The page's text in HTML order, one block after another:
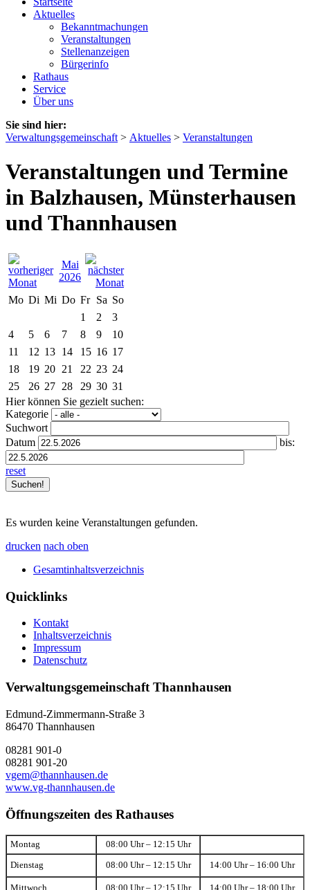
Aktuelles
Bekanntmachungen
Veranstaltungen
Stellenanzeigen
Bürgerinfo
Rathaus
Service
Über uns
Sie sind hier:
Verwaltungsgemeinschaft > Aktuelles > Veranstaltungen
Veranstaltungen und Termine
in Balzhausen, Münsterhausen
und Thannhausen
Mai
2026
Mo Di Mi Do Fr Sa So
1
2
3
4
5 6 7 8 9
10
11
12 13 14 15 16 17
18
19 20 21 22 23 24
25
26 27 28 29 30 31
Hier können Sie gezielt suchen:
Kategorie
Suchwort
Datum
bis:
reset
Es wurden keine Veranstaltungen gefunden.
drucken nach oben
Gesamtinhaltsverzeichnis
Quicklinks
Kontakt
Inhaltsverzeichnis
Impressum
Datenschutz
Verwaltungsgemeinschaft Thannhausen
Edmund-Zimmermann-Straße 3
86470 Thannhausen
08281 901-0
08281 901-20
vgem@thannhausen.de
www.vg-thannhausen.de
Öffnungszeiten des Rathauses
Montag 08:00 Uhr – 12:15 Uhr
Dienstag 08:00 Uhr – 12:15 Uhr 14:00 Uhr – 16:00 Uhr